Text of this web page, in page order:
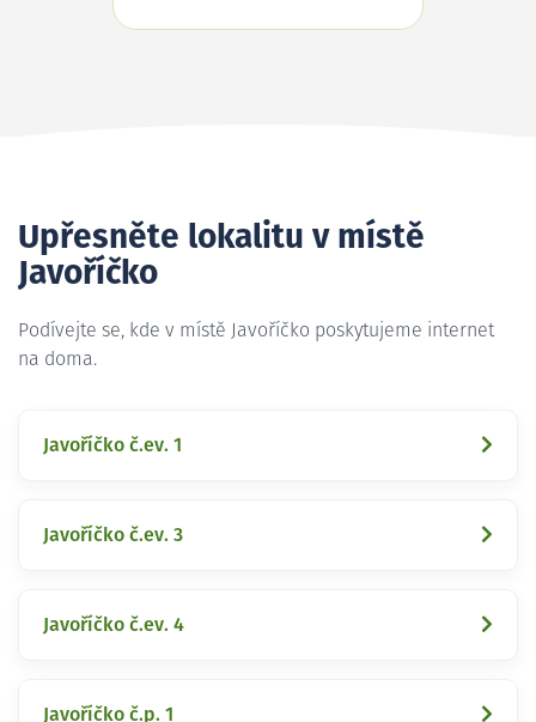
Upřesněte lokalitu v místě
Javoříčko
Podívejte se, kde v místě Javoříčko poskytujeme internet
na doma.
Javoříčko č.ev. 1
Javoříčko č.ev. 3
Javoříčko č.ev. 4
Javoříčko č.p. 1